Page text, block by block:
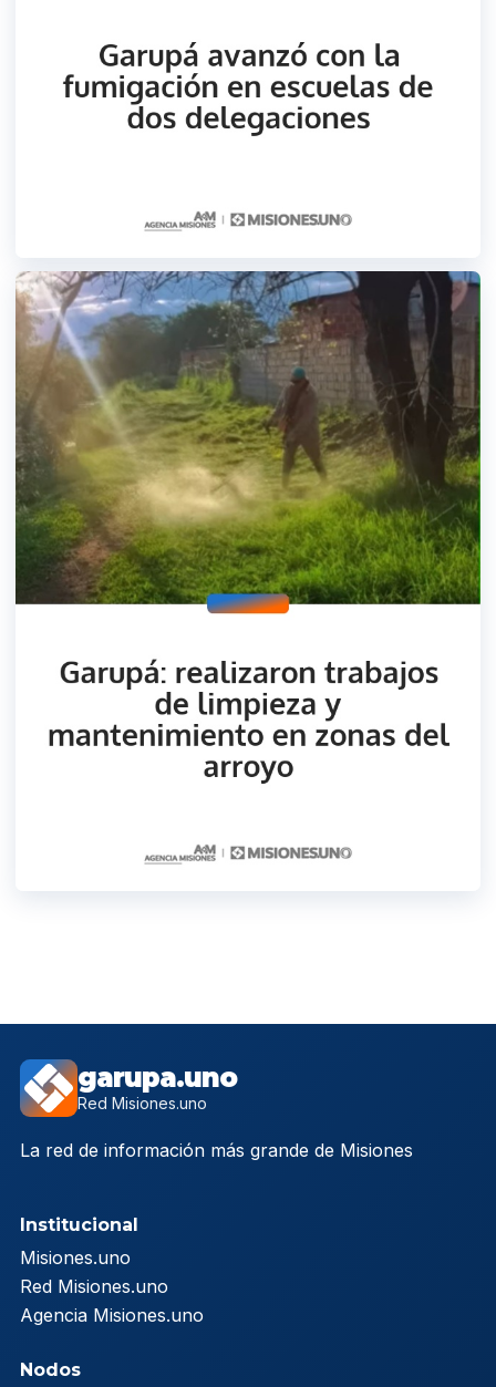
garupa.uno
Red Misiones.uno
La red de información más grande de Misiones
Institucional
Misiones.uno
Red Misiones.uno
Agencia Misiones.uno
Nodos